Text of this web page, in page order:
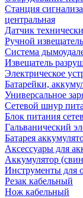
Станция
центральная
Датчик
Ручной
Система
Извещатель
Электрическое
Батарейки,
Универсальное
Сетевой шнур
Блок питания
Гальванический
Батарея
Аксессуары для
Аккумулятор
Инструменты для
Резак кабельный
Нож кабельный